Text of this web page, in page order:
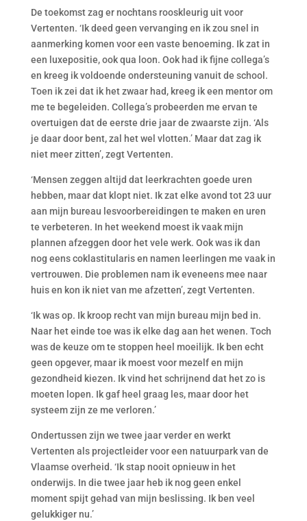
De toekomst zag er nochtans rooskleurig uit voor
Vertenten. ‘Ik deed geen vervanging en ik zou snel in
aanmerking komen voor een vaste benoeming. Ik zat in
een luxepositie, ook qua loon. Ook had ik fijne collega’s
en kreeg ik voldoende ondersteuning vanuit de school.
Toen ik zei dat ik het zwaar had, kreeg ik een mentor om
me te begeleiden. Collega’s probeerden me ervan te
overtuigen dat de eerste drie jaar de zwaarste zijn. ‘Als
je daar door bent, zal het wel vlotten.’ Maar dat zag ik
niet meer zitten’, zegt Vertenten.
‘Mensen zeggen altijd dat leerkrachten goede uren
hebben, maar dat klopt niet. Ik zat elke avond tot 23 uur
aan mijn bureau lesvoorbereidingen te maken en uren
te verbeteren. In het weekend moest ik vaak mijn
plannen afzeggen door het vele werk. Ook was ik dan
nog eens coklastitularis en namen leerlingen me vaak in
vertrouwen. Die problemen nam ik eveneens mee naar
huis en kon ik niet van me afzetten’, zegt Vertenten.
‘Ik was op. Ik kroop recht van mijn bureau mijn bed in.
Naar het einde toe was ik elke dag aan het wenen. Toch
was de keuze om te stoppen heel moeilijk. Ik ben echt
geen opgever, maar ik moest voor mezelf en mijn
gezondheid kiezen. Ik vind het schrijnend dat het zo is
moeten lopen. Ik gaf heel graag les, maar door het
systeem zijn ze me verloren.’
Ondertussen zijn we twee jaar verder en werkt
Vertenten als projectleider voor een natuurpark van de
Vlaamse overheid. ‘Ik stap nooit opnieuw in het
onderwijs. In die twee jaar heb ik nog geen enkel
moment spijt gehad van mijn beslissing. Ik ben veel
gelukkiger nu.’